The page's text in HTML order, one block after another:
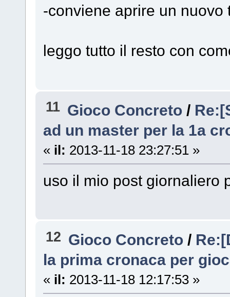
-conviene aprire un
leggo tutto il resto con
11 Gioco Concreto /
ad un master per la 1a
« il: 2013-11-18 23:27:51 »
uso il mio post giornaliero
12 Gioco Concreto /
la prima cronaca per
« il: 2013-11-18 12:17:53 »